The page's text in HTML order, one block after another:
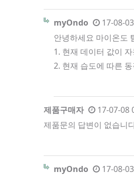
myOndo
17-08-
안녕하세요 마이온도
1. 현재 데이터 값이
2. 현재 습도에 따른
제품구매자
17-07-08
제품문의 답변이 없습니
myOndo
17-08-